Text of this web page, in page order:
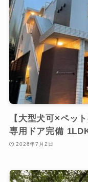
【大型犬可×ペッ
専用ドア完備
2026年7月2日